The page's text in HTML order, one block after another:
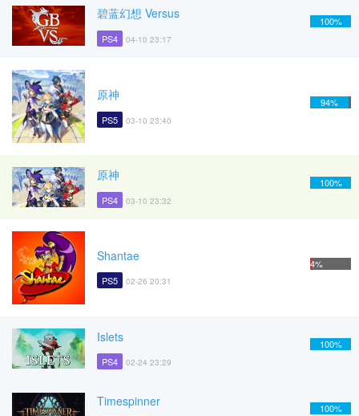
碧蓝幻想 Versus
PS4 04-10 23:17
100%
原神
PS5 03-10 23:40
94%
原神
PS4 03-10 23:32
100%
Shantae
PS5 02-26 20:31
4%
Islets
PS4 02-24 23:29
100%
Timespinner 100%